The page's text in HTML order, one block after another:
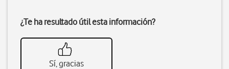
¿Te ha resultado útil esta información?
Sí, gracias